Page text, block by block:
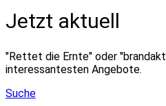
Jetzt aktuell
"Rettet die Ernte" oder
interessantesten Angebote.
Suche